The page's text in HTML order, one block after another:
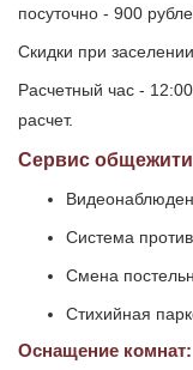
посуточно - 900
Скидки при
Расчетный час -
расчет.
Сервис
Система
Смена
Стихийная
Оснащение комнат: